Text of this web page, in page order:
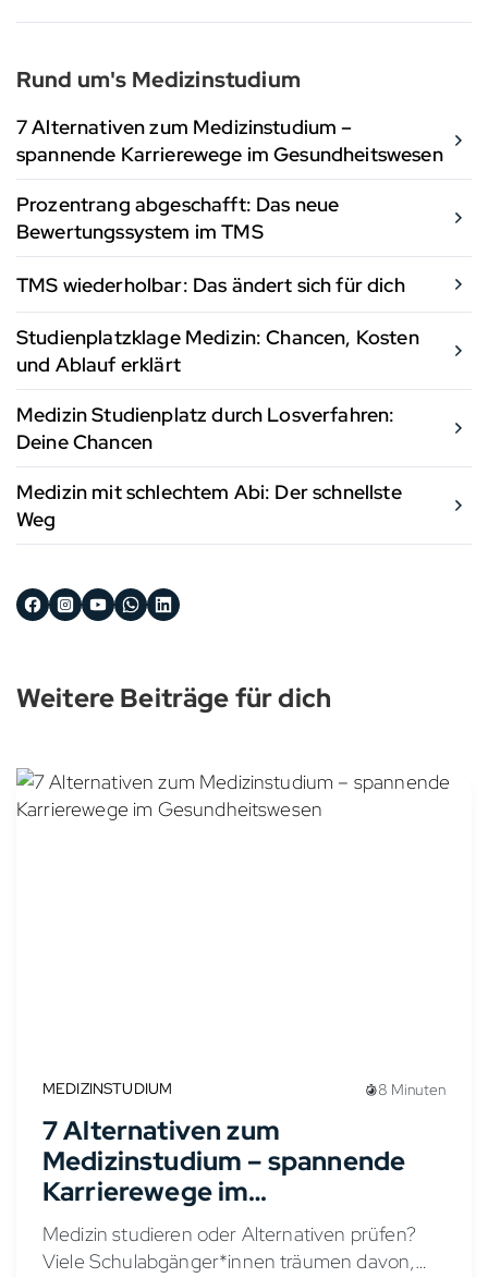
Rund um's Medizinstudium
7 Alternativen zum Medizinstudium –
spannende Karrierewege im Gesundheitswesen
Prozentrang abgeschafft: Das neue
Bewertungssystem im TMS
TMS wiederholbar: Das ändert sich für dich
Studienplatzklage Medizin: Chancen, Kosten
und Ablauf erklärt
Medizin Studienplatz durch Losverfahren:
Deine Chancen
Medizin mit schlechtem Abi: Der schnellste
Weg
Weitere Beiträge für dich
MEDIZINSTUDIUM 8 Minuten
7 Alternativen zum
Medizinstudium – spannende
Karrierewege im
Gesundheitswesen
Medizin studieren oder Alternativen prüfen?
Viele Schulabgänger*innen träumen davon,